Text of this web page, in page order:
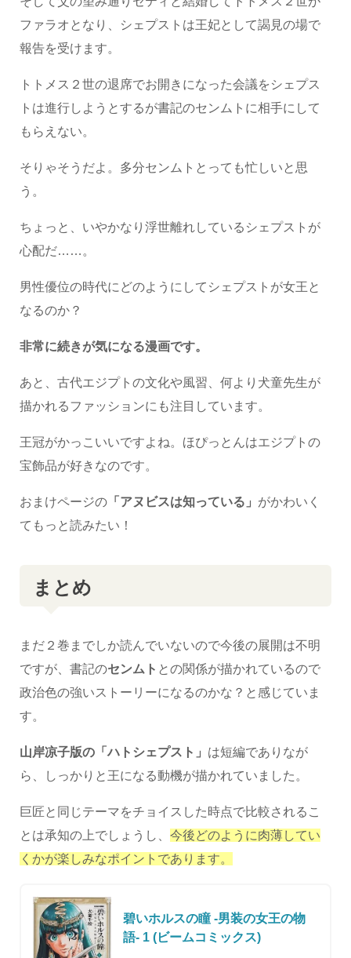
ファラオとなり、シェプストは王妃として謁見の場で
報告を受けます。
トトメス２世の退席でお開きになった会議をシェプス
トは進行しようとするが書記のセンムトに相手にして
もらえない。
そりゃそうだよ。多分センムトとっても忙しいと思
う。
ちょっと、いやかなり浮世離れしているシェプストが
心配だ……。
男性優位の時代にどのようにしてシェプストが女王と
なるのか？
非常に続きが気になる漫画です。
あと、古代エジプトの文化や風習、何より犬童先生が
描かれるファッションにも注目しています。
王冠がかっこいいですよね。ほぴっとんはエジプトの
宝飾品が好きなのです。
おまけページの「アヌビスは知っている」 がかわいく
てもっと読みたい！
まとめ
まだ２巻までしか読んでいないので今後の展開は不明
ですが、書記のセンムト との関係が描かれているので
政治色の強いストーリーになるのかな？と感じていま
す。
山岸凉子版の「ハトシェプスト」 は短編でありなが
ら、しっかりと王になる動機が描かれていました。
巨匠と同じテーマをチョイスした時点で比較されるこ
とは承知の上でしょうし、 今後どのように肉薄してい
くかが楽しみなポイントであります。
碧いホルスの瞳 -男装の女王の物
語- 1 (ビームコミックス)